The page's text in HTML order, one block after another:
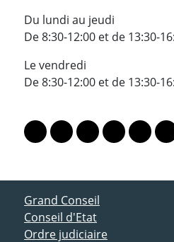
Du lundi au jeudi
De 8:30-12:00 et de 13:30-
Le vendredi
De 8:30-12:00 et de 13:30-
Lien vers le profil
Lien vers le profil
Lien vers le
Lien vers
Lien
ACCÈS DIRECT
Grand Conseil
Conseil d'Etat
Ordre judiciaire